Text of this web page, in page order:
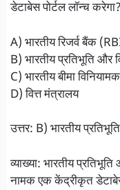
डेटाबेस पोर्टल लॉन्च करेगा?
A) भारतीय रिजर्व बैंक
B) भारतीय प्रतिभूति और
C) भारतीय बीमा
D) वित्त मंत्रालय
उत्तर: B) भारतीय
व्याख्या: भारतीय
नामक एक केंद्रीकृत डेटाबेस